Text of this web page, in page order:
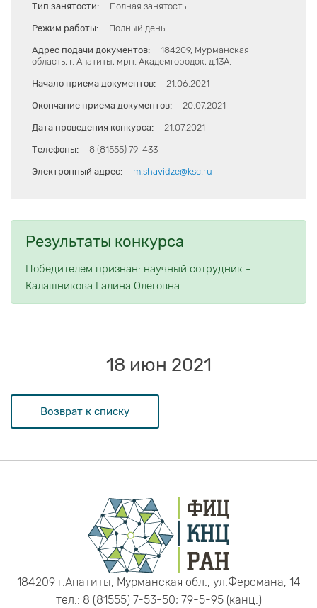
Тип занятости: Полная занятость
Режим работы: Полный день
Адрес подачи документов:
184209, Мурманская
область, г. Апатиты, мрн. Академгородок, д.13А.
Начало приема документов: 21.06.2021
Окончание приема документов: 20.07.2021
Дата проведения конкурса: 21.07.2021
Телефоны: 8 (81555) 79-433
Электронный адрес: m.shavidze@ksc.ru
Результаты конкурса
Победителем признан: научный сотрудник -
Калашникова Галина Олеговна
Возврат к списку
18 июн 2021
184209 г.Апатиты, Мурманская обл., ул.Ферсмана, 14
тел.: 8 (81555) 7-53-50; 79-5-95 (канц.)